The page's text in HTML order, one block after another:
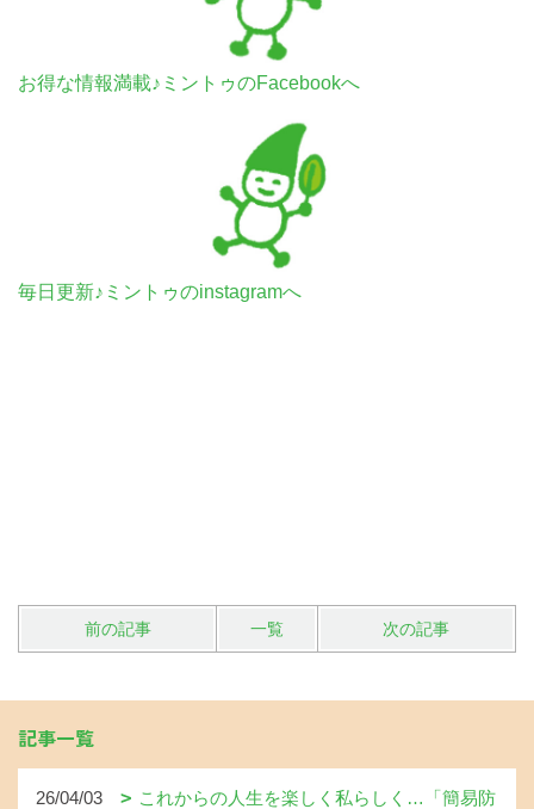
お得な情報満載♪ミントゥのFacebookへ
毎日更新♪ミントゥのinstagramへ
前の記事 一覧 次の記事
記事一覧
26/04/03
これからの人生を楽しく私らしく…「簡易防